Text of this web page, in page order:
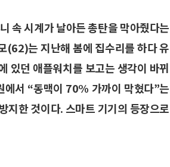
속 시계가 날아든 총탄을 막아줬다는
(62)는 지난해 봄에 집수리를 하다 유
있던 애플워치를 보고는 생각이 바뀌
서 “동맥이 70% 가까이 막혔다”는
지한 것이다. 스마트 기기의 등장으로